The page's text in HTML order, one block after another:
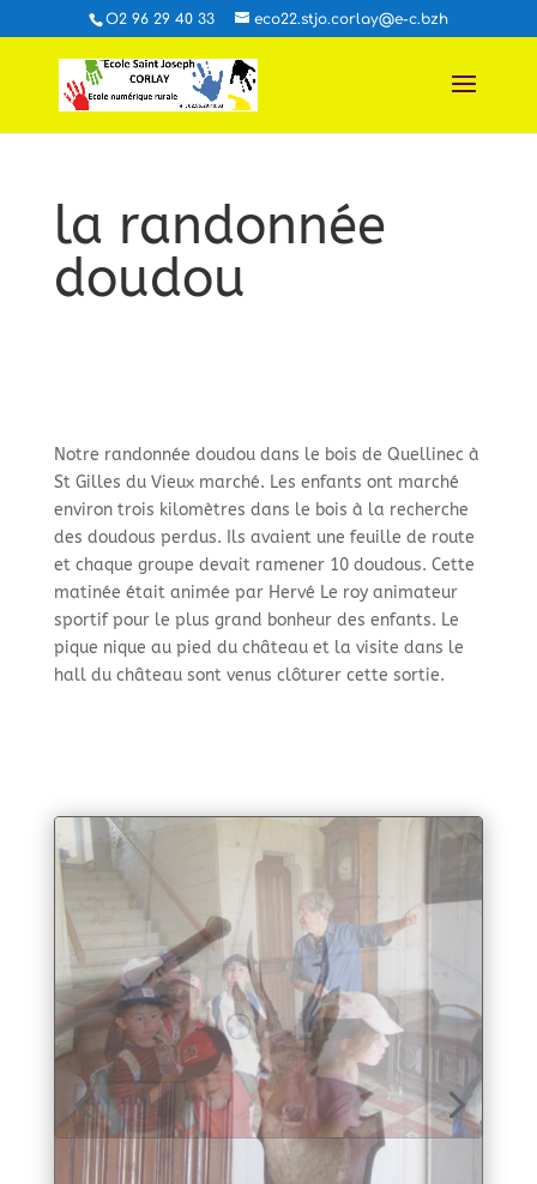
O2 96 29 40 33 eco22.stjo.corlay@e-c.bzh
la randonnée
doudou
Notre randonnée doudou dans le bois de Quellinec à
St Gilles du Vieux marché. Les enfants ont marché
environ trois kilomètres dans le bois à la recherche
des doudous perdus. Ils avaient une feuille de route
et chaque groupe devait ramener 10 doudous. Cette
matinée était animée par Hervé Le roy animateur
sportif pour le plus grand bonheur des enfants. Le
pique nique au pied du château et la visite dans le
hall du château sont venus clôturer cette sortie.